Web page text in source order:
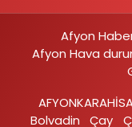
Afyon
Afyon Hava
Bolvadin
Çay